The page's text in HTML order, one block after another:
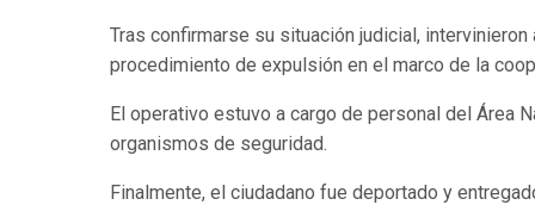
Tras confirmarse su situación judicial,
procedimiento de expulsión en el marco de la
El operativo estuvo a cargo de personal del Área
organismos de seguridad.
Finalmente, el ciudadano fue deportado y